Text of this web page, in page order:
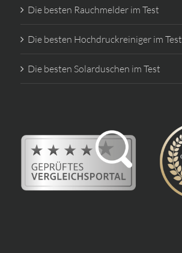
Die besten Rauchmelder im Test
Die besten Hochdruckreiniger im Test
Die besten Solarduschen im Test